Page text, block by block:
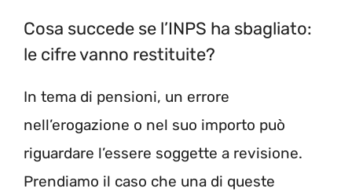
Cosa succede se l’INPS ha sbagliato:
le cifre vanno restituite?
In tema di pensioni, un errore
nell’erogazione o nel suo importo può
riguardare l’essere soggette a revisione.
Prendiamo il caso che una di queste